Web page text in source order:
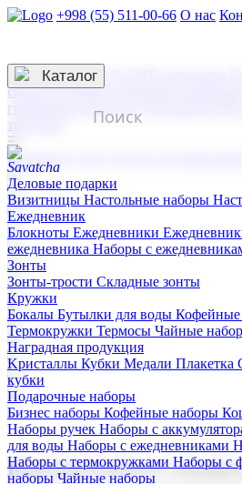
+998 (55) 511-00-66 О нас
3D гравировка
смолой (Doming)
гравировка твердая
тиснение
☰
Контакты
Каталог
Деловые подарки
Визитницы Настольные наборы
Ежедневник
Блокноты Ежедневники
ежедневника Наборы с
Зонты
Зонты-трости Складные зонты
Кружки
Бокалы Бутылки для воды
Термокружки Термосы Чайные
Наградная продукция
Kристаллы Кубки Медали Плакетка
кубки
Подарочные наборы
Бизнес наборы Кофейные наборы
Наборы ручек Наборы с
для воды Наборы с ежедневниками
Наборы с термокружками Наборы с
наборы Чайные наборы
Корпоративные